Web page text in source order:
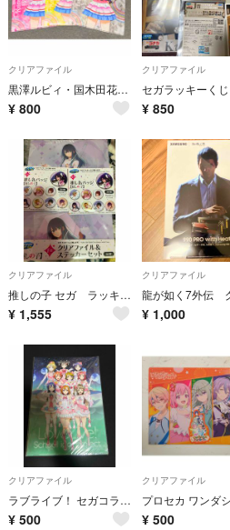
クリアファイル
黒澤ルビィ・国木田花丸・津島善子 A4クリアファイル3枚セット Aqours
¥ 800
クリアファイル
¥ 850
クリアファイル
推しの子 セガ ラッキーくじ クリアファイル & ステッカーセット 缶バッジ
¥ 1,555
クリアファイル
¥ 1,000
クリアファイル
ラブライブ！ セガコラボカフェ クリアファイル
¥ 500
クリアファイル
¥ 500